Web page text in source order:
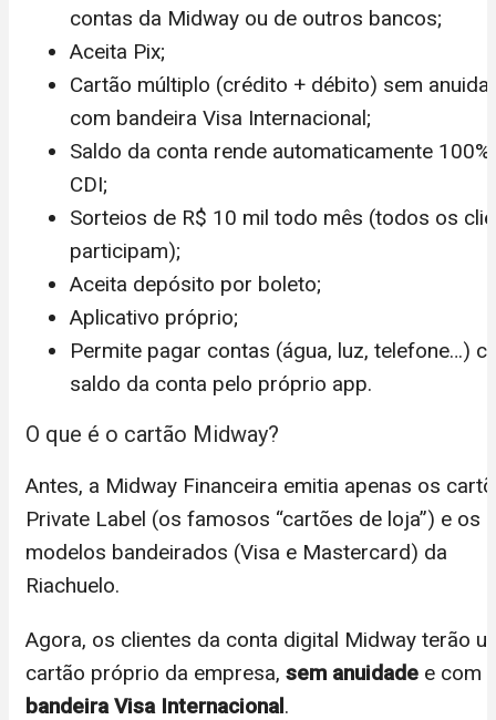
contas da Midway ou de outros bancos;
Aceita Pix;
Cartão múltiplo (crédito + débito) sem
com bandeira Visa Internacional;
Saldo da conta rende automaticamente
CDI;
Sorteios de R$ 10 mil todo mês (todos os
participam);
Aceita depósito por boleto;
Aplicativo próprio;
Permite pagar contas (água, luz, telefone…)
saldo da conta pelo próprio app.
O que é o cartão Midway?
Antes, a Midway Financeira emitia apenas os
Private Label (os famosos “cartões de loja”) e os
modelos bandeirados (Visa e Mastercard) da
Riachuelo.
Agora, os clientes da conta digital Midway terão
cartão próprio da empresa, sem anuidade e com
bandeira Visa Internacional.